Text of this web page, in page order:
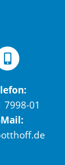
7998-01